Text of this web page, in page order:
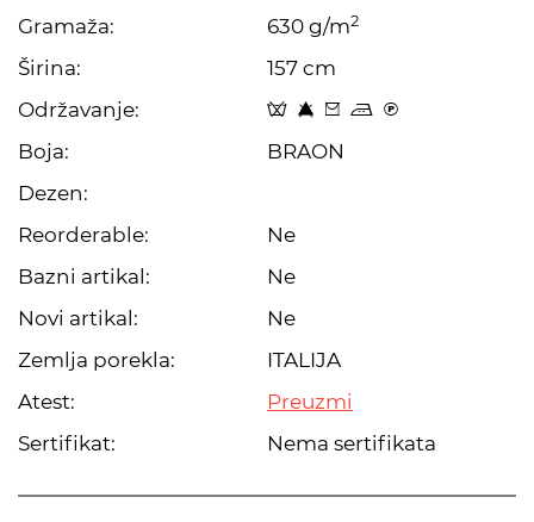
Gramaža:
630 g/m2
Širina:
157 cm
Održavanje:
x 8 c p C
Boja:
BRAON
Dezen:
Reorderable:
Ne
Bazni artikal:
Ne
Novi artikal:
Ne
Zemlja porekla:
ITALIJA
Atest:
Preuzmi
Sertifikat:
Nema sertifikata